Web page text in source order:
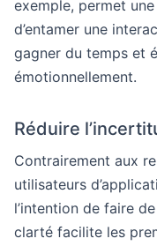
exemple, permet
d’entamer une
gagner du temps et
émotionnellement.
Réduire
Contrairement aux
utilisateurs
l’intention de faire
clarté facilite les